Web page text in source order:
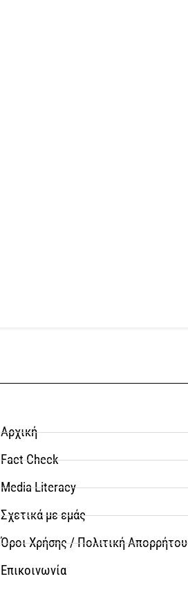
Αρχική
Fact Check
Media Literacy
Σχετικά με εμάς
Όροι Χρήσης / Πολιτική Απορρήτου
Επικοινωνία